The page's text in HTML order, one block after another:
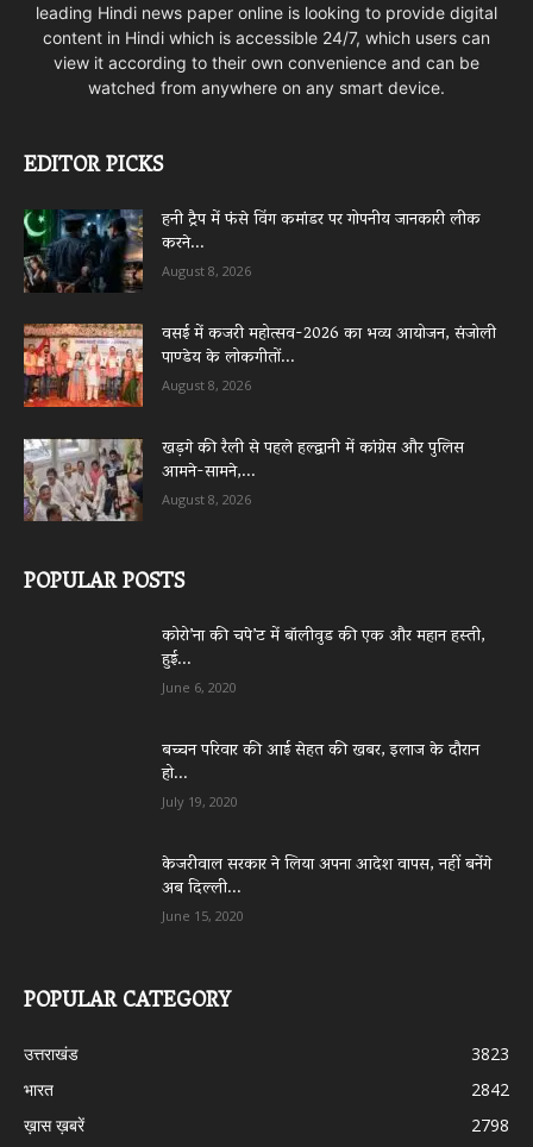
leading Hindi news paper online is looking to provide digital
content in Hindi which is accessible 24/7, which users can
view it according to their own convenience and can be
watched from anywhere on any smart device.
EDITOR PICKS
हनी ट्रैप में फंसे विंग कमांडर पर गोपनीय जानकारी लीक
करने...
August 8, 2026
वसई में कजरी महोत्सव-2026 का भव्य आयोजन, संजोली
पाण्डेय के लोकगीतों...
August 8, 2026
खड़गे की रैली से पहले हल्द्वानी में कांग्रेस और पुलिस
आमने-सामने,...
August 8, 2026
POPULAR POSTS
कोरो’ना की चपे’ट में बॉलीवुड की एक और महान हस्ती,
हुई...
June 6, 2020
बच्चन परिवार की आई सेहत की खबर, इलाज के दौरान
हो...
July 19, 2020
केजरीवाल सरकार ने लिया अपना आदेश वापस, नहीं बनेंगे
अब दिल्ली...
June 15, 2020
POPULAR CATEGORY
उत्तराखंड
3823
भारत
2842
ख़ास ख़बरें
2798